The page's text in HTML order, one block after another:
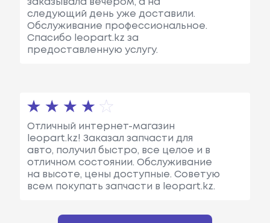
заказывала вечером, а на
следующий день уже доставили.
Обслуживание профессиональное.
Спасибо leopart.kz за
предоставленную услугу.
Отличный интернет-магазин
leopart.kz! Заказал запчасти для
авто, получил быстро, все целое и в
отличном состоянии. Обслуживание
на высоте, цены доступные. Советую
всем покупать запчасти в leopart.kz.